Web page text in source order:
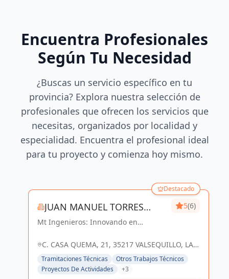
Encuentra Profesionales
Según Tu Necesidad
¿Buscas un servicio específico en tu
provincia? Explora nuestra selección de
profesionales que ofrecen los servicios que
necesitas, organizados por localidad y
especialidad. Encuentra el profesional ideal
para tu proyecto y comienza hoy mismo.
Destacado
JUAN MANUEL TORRES
SANCHEZ
Mt Ingenieros: Innovando en
sostenible en Las Palmas y
5(6)
C. CASA QUEMA, 21, 35217 VALSEQUILLO, LAS
PALMAS, ESPAÑA, España
Tramitaciones Técnicas
Otros Trabajos Técnicos
Proyectos De Actividades
+3